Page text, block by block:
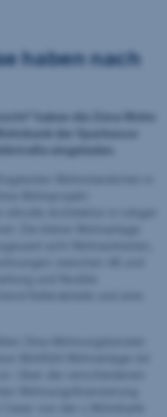
haben nach
haben die Zima Wohn
der Sparkasse
eingeladen.
Wohnstandorten in
Wohnprojekt
Architektur in ruhiger
Die kleine Wohnanlage
acht Wohneinheiten,
zwischen 48 und
Kellerabteile und eine
Zima-Wohnungsberater
Wohlfühl-Wohnanlage mit
Über die verschiedenen
Wohnungsfinanzierung
von der s Wohnbank